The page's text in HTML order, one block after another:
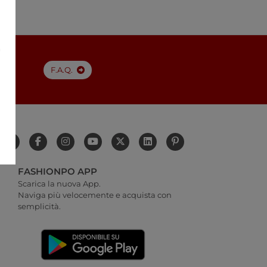
F.A.Q.
FASHIONPO APP
Scarica la nuova App.
Naviga più velocemente e acquista con
semplicità.